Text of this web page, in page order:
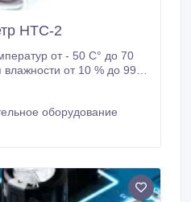
HTC-2
от - 50 C° до 70
от 10 % до 99
щупом..
оборудование